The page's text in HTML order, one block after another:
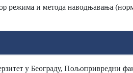
режима и метода наводњавања
у Београду, Пољопривредни